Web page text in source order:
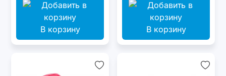
В корзину В корзину